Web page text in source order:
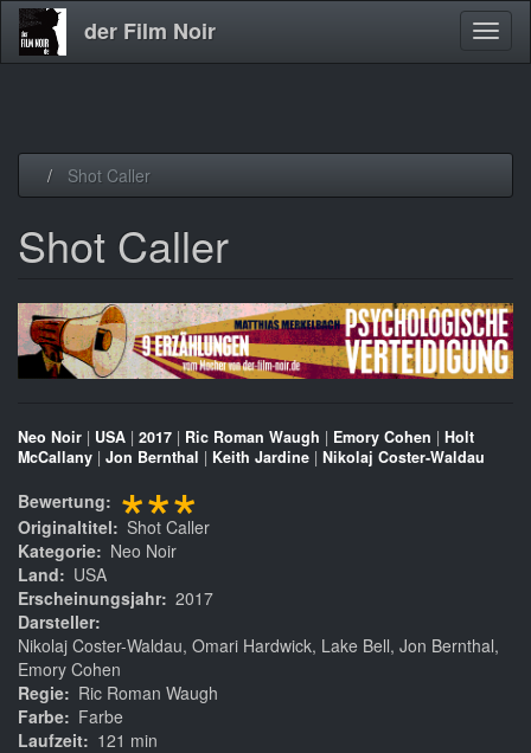
der Film Noir
Shot Caller
Shot Caller
Neo Noir | USA | 2017 | Ric Roman Waugh | Emory Cohen | Holt
McCallany | Jon Bernthal | Keith Jardine | Nikolaj Coster-Waldau
Bewertung ***
Originaltitel
Shot Caller
Kategorie
Neo Noir
Land
USA
Erscheinungsjahr 2017
Darsteller
Nikolaj Coster-Waldau, Omari Hardwick, Lake Bell, Jon Bernthal,
Emory Cohen
Regie
Ric Roman Waugh
Farbe
Farbe
Laufzeit
121 min